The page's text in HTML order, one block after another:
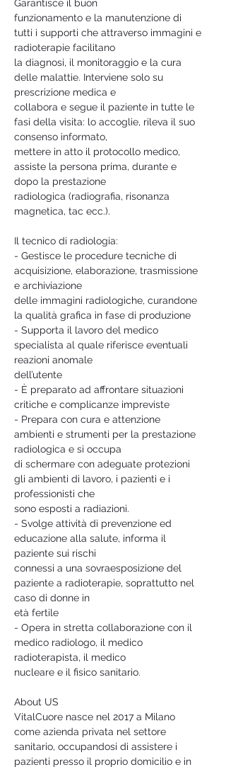
Garantisce il buon
funzionamento e la manutenzione di
tutti i supporti che attraverso immagini e
radioterapie facilitano
la diagnosi, il monitoraggio e la cura
delle malattie. Interviene solo su
prescrizione medica e
collabora e segue il paziente in tutte le
fasi della visita: lo accoglie, rileva il suo
consenso informato,
mettere in atto il protocollo medico,
assiste la persona prima, durante e
dopo la prestazione
radiologica (radiografia, risonanza
magnetica, tac ecc.).
Il tecnico di radiologia:
- Gestisce le procedure tecniche di
acquisizione, elaborazione, trasmissione
e archiviazione
delle immagini radiologiche, curandone
la qualità grafica in fase di produzione
- Supporta il lavoro del medico
specialista al quale riferisce eventuali
reazioni anomale
dell’utente
- È preparato ad affrontare situazioni
critiche e complicanze impreviste
- Prepara con cura e attenzione
ambienti e strumenti per la prestazione
radiologica e si occupa
di schermare con adeguate protezioni
gli ambienti di lavoro, i pazienti e i
professionisti che
sono esposti a radiazioni.
- Svolge attività di prevenzione ed
educazione alla salute, informa il
paziente sui rischi
connessi a una sovraesposizione del
paziente a radioterapie, soprattutto nel
caso di donne in
età fertile
- Opera in stretta collaborazione con il
medico radiologo, il medico
radioterapista, il medico
nucleare e il fisico sanitario.
About US
VitalCuore nasce nel 2017 a Milano
come azienda privata nel settore
sanitario, occupandosi di assistere i
pazienti presso il proprio domicilio e in